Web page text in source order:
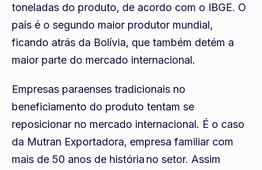
toneladas do produto, de acordo com o IBGE. O
país é o segundo maior produtor mundial,
ficando atrás da Bolívia, que também detém a
maior parte do mercado internacional.
Empresas paraenses tradicionais no
beneficiamento do produto tentam se
reposicionar no mercado internacional. É o caso
da Mutran Exportadora, empresa familiar com
mais de 50 anos de história no setor. Assim